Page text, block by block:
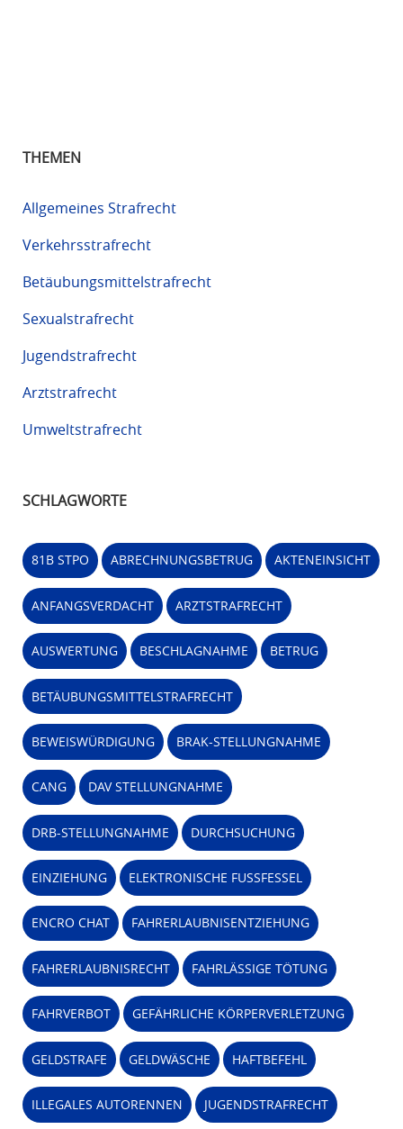
THEMEN
Allgemeines Strafrecht
Verkehrsstrafrecht
Betäubungsmittelstrafrecht
Sexualstrafrecht
Jugendstrafrecht
Arztstrafrecht
Umweltstrafrecht
SCHLAGWORTE
81B STPO ABRECHNUNGSBETRUG AKTENEINSICHT
ANFANGSVERDACHT ARZTSTRAFRECHT
AUSWERTUNG BESCHLAGNAHME BETRUG
BETÄUBUNGSMITTELSTRAFRECHT
BEWEISWÜRDIGUNG BRAK-STELLUNGNAHME
CANG DAV STELLUNGNAHME
DRB-STELLUNGNAHME DURCHSUCHUNG
EINZIEHUNG ELEKTRONISCHE FUSSFESSEL
ENCRO CHAT FAHRERLAUBNISENTZIEHUNG
FAHRERLAUBNISRECHT FAHRLÄSSIGE TÖTUNG
FAHRVERBOT GEFÄHRLICHE KÖRPERVERLETZUNG
GELDSTRAFE GELDWÄSCHE HAFTBEFEHL
ILLEGALES AUTORENNEN JUGENDSTRAFRECHT